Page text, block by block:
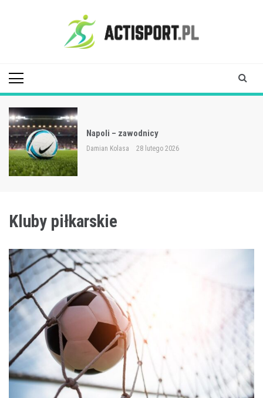
Napoli – zawodnicy
Damian Kolasa 28 lutego 2026
Kluby piłkarskie